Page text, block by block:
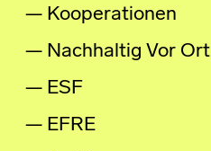
Kooperationen
Nachhaltig Vor Ort
ESF
EFRE